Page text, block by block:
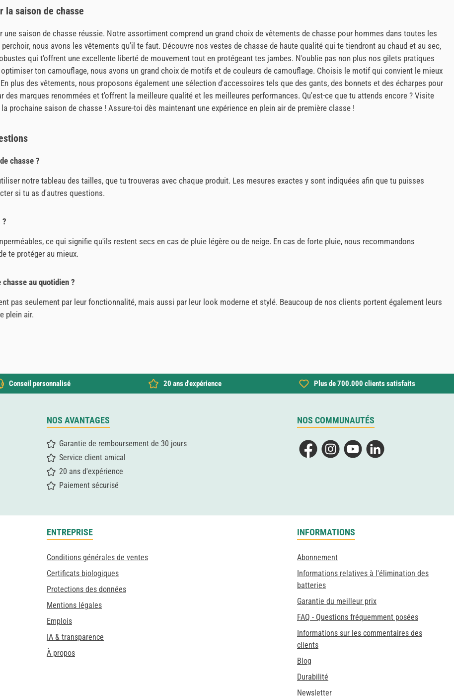
la saison de chasse
saison de chasse réussie. Notre assortiment comprend un grand choix de vêtements de chasse pour hommes dans toutes les
nous avons les vêtements qu'il te faut. Découvre nos vestes de chasse de haute qualité qui te tiendront au chaud et au sec,
qui t'offrent une excellente liberté de mouvement tout en protégeant tes jambes. N'oublie pas non plus nos gilets pratiques
ton camouflage, nous avons un grand choix de motifs et de couleurs de camouflage. Choisis le motif qui convient le mieux
plus des vêtements, nous proposons également une sélection d'accessoires tels que des gants, des bonnets et des écharpes pour
marques renommées et t'offrent la meilleure qualité et les meilleures performances. Qu'est-ce que tu attends encore ? Visite
prochaine saison de chasse ! Assure-toi dès maintenant une expérience en plein air de première classe !
chasse ?
notre tableau des tailles, que tu trouveras avec chaque produit. Les mesures exactes y sont indiquées afin que tu puisses
si tu as d'autres questions.
?
ce qui signifie qu'ils restent secs en cas de pluie légère ou de neige. En cas de forte pluie, nous recommandons
te protéger au mieux.
au quotidien ?
pas seulement par leur fonctionnalité, mais aussi par leur look moderne et stylé. Beaucoup de nos clients portent également leurs
plein air.
Conseil personnalisé 20 ans d'expérience Plus de 700.000 clients satisfaits
NOS AVANTAGES
Garantie de remboursement de 30 jours
Service client amical
20 ans d'expérience
Paiement sécurisé
NOS COMMUNAUTÉS
FacebookInstagramYouTubeLinkedIn
ENTREPRISE
Conditions générales de ventes
Certificats biologiques
Protections des données
Mentions légales
Emplois
IA & transparence
À propos
INFORMATIONS
Abonnement
Informations relatives à l'élimination des
batteries
Garantie du meilleur prix
FAQ - Questions fréquemment posées
Informations sur les commentaires des
clients
Blog
Durabilité
Newsletter